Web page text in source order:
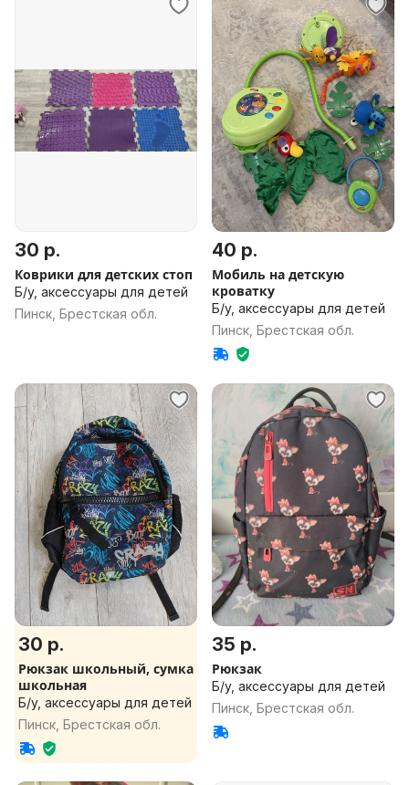
30 р.
Коврики для детских стоп
Б/у, аксессуары для детей
Пинск, Брестская обл.
40 р.
Мобиль на детскую
кроватку
Б/у, аксессуары для детей
Пинск, Брестская обл.
30 р.
Рюкзак школьный, сумка
школьная
Б/у, аксессуары для детей
Пинск, Брестская обл.
35 р.
Рюкзак
Б/у, аксессуары для детей
Пинск, Брестская обл.